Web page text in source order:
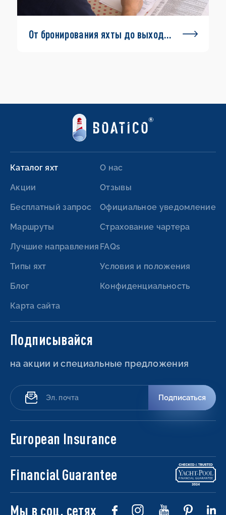
От бронирования яхты до выхода
Каталог яхт
Акции
Бесплатный запрос
Маршруты
Лучшие направления
Типы яхт
Блог
Карта сайта
О нас
Отзывы
Официальное уведомление
Страхование чартера
FAQs
Условия и положения
Конфиденциальность
Подписывайся
на акции и специальные предложения
Подписаться
European Insurance
Financial Guarantee
Мы в соц. сетях